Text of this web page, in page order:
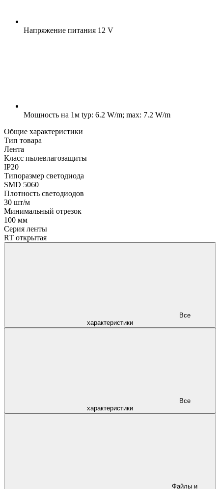
Напряжение питания 12 V
Мощность на 1м typ: 6.2 W/m; max: 7.2 W/m
Общие характеристики
Тип товара
Лента
Класс пылевлагозащиты
IP20
Типоразмер светодиода
SMD 5060
Плотность светодиодов
30 шт/м
Минимальный отрезок
100 мм
Серия ленты
RT открытая
характеристики
характеристики